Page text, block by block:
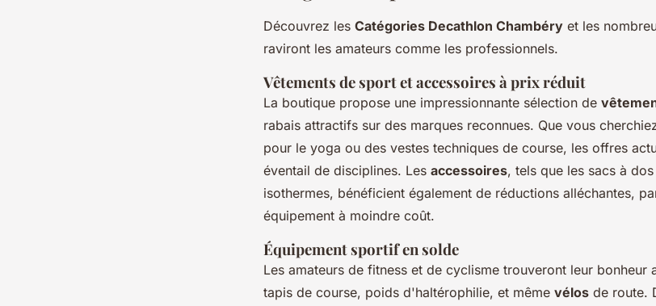
Découvrez les Catégories Decathlon Chambéry et les
raviront les amateurs comme les professionnels.
Vêtements de sport et accessoires à prix réduit
La boutique propose une impressionnante sélection de
rabais attractifs sur des marques reconnues. Que vous
pour le yoga ou des vestes techniques de course, les offres
éventail de disciplines. Les accessoires, tels que les sacs à
isothermes, bénéficient également de réductions alléchantes,
équipement à moindre coût.
Équipement sportif en solde
Les amateurs de fitness et de cyclisme trouveront leur bonheur
tapis de course, poids d'haltérophilie, et même vélos de route.